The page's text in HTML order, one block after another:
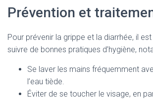
Prévention et
Pour prévenir la grippe et la diarrhée, il
suivre de bonnes pratiques d’hygiène,
Se laver les mains fréquemment
l’eau tiède.
Éviter de se toucher le visage, en